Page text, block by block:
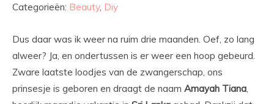
Categorieën: Beauty, Diy
Dus daar was ik weer na ruim drie maanden. Oef, zo lang
alweer? Ja, en ondertussen is er weer een hoop gebeurd.
Zware laatste loodjes van de zwangerschap, ons
prinsesje is geboren en draagt de naam Amayah Tiana,